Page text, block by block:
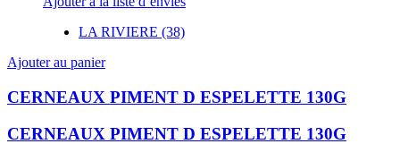
LA RIVIERE (38)
Ajouter au panier
CERNEAUX PIMENT D ESPELETTE 130G
CERNEAUX PIMENT D ESPELETTE 130G